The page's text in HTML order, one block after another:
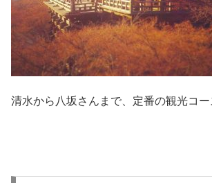
清水から八坂さんまで、定番の観光コー